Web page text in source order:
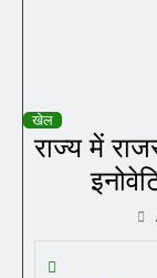
खेल
राज्य में